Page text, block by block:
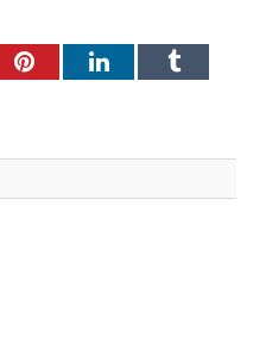
PinterestLinkedInTumblr